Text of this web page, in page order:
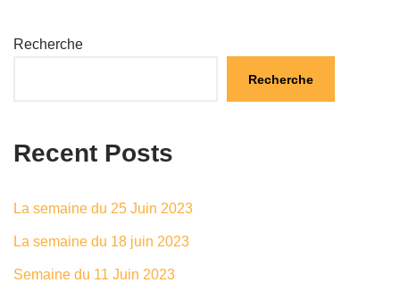
Recherche
Recherche
Recent Posts
La semaine du 25 Juin 2023
La semaine du 18 juin 2023
Semaine du 11 Juin 2023